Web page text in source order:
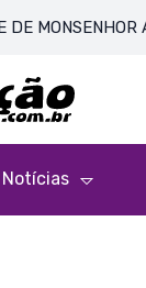
Notícias